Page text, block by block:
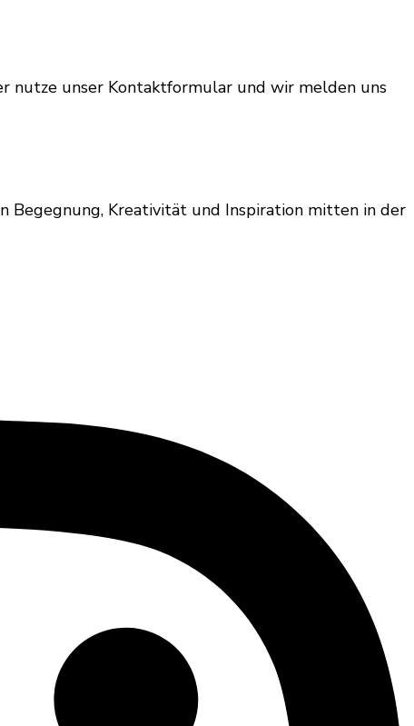
nutze unser Kontaktformular und wir melden uns
Begegnung, Kreativität und Inspiration mitten in der